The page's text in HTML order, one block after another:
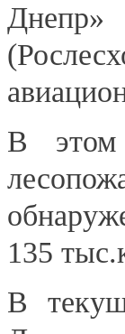
Днепр»
В этом
135
В